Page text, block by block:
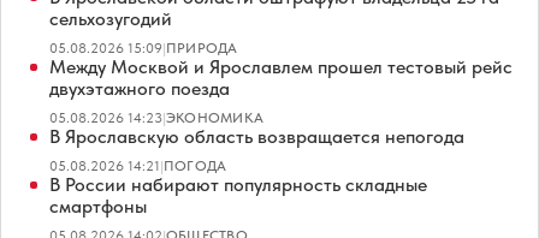
сельхозугодий
05.08.2026 15:09|ПРИРОДА
Между Москвой и Ярославлем прошел тестовый рейс
двухэтажного поезда
05.08.2026 14:23|ЭКОНОМИКА
В Ярославскую область возвращается непогода
05.08.2026 14:21|ПОГОДА
В России набирают популярность складные
смартфоны